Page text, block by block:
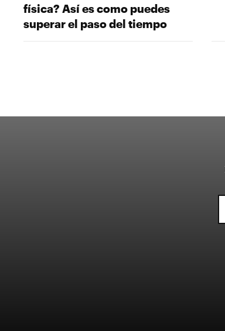
física? Así es como puedes
superar el paso del tiempo